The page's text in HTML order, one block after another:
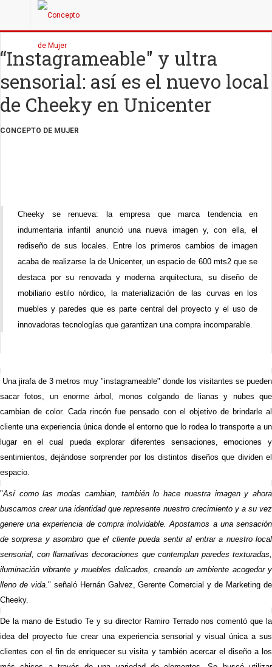
“Instagrameable" y ultra
sensorial: así es el nuevo local
de Cheeky en Unicenter
CONCEPTO DE MUJER
Cheeky se renueva: la empresa que marca tendencia en
indumentaria infantil anunció una nueva imagen y, con ella, el
rediseño de sus locales. Entre los primeros cambios de imagen
acaba de realizarse la de Unicenter, un espacio de 600 mts2 que se
destaca por su renovada y moderna arquitectura, su diseño de
mobiliario estilo nórdico, la materialización de las curvas en los
muebles y paredes que es parte central del proyecto y el uso de
innovadoras tecnologías que garantizan una compra incomparable.
Una jirafa de 3 metros muy "instagrameable" donde los visitantes se pueden
sacar fotos, un enorme árbol, monos colgando de lianas y nubes que
cambian de color. Cada rincón fue pensado con el objetivo de brindarle al
cliente una experiencia única donde el entorno que lo rodea lo transporte a un
lugar en el cual pueda explorar diferentes sensaciones, emociones y
sentimientos, dejándose sorprender por los distintos diseños que dividen el
espacio.
"Así como las modas cambian, también lo hace nuestra imagen y ahora
buscamos crear una identidad que represente nuestro crecimiento y a su vez
genere una experiencia de compra inolvidable. Apostamos a una sensación
de sorpresa y asombro que el cliente pueda sentir al entrar a nuestro local
sensorial, con llamativas decoraciones que contemplan paredes texturadas,
iluminación vibrante y muebles delicados, creando un ambiente acogedor y
lleno de vida." señaló Hernán Galvez, Gerente Comercial y de Marketing de
Cheeky.
De la mano de Estudio Te y su director Ramiro Terrado nos comentó que la
idea del proyecto fue crear una experiencia sensorial y visual única a sus
clientes con el fin de enriquecer su visita y también acercar el diseño a los